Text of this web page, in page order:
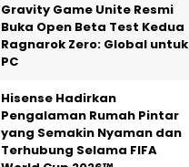
Gravity Game Unite Resmi
Buka Open Beta Test Kedua
Ragnarok Zero: Global untuk
PC
Hisense Hadirkan
Pengalaman Rumah Pintar
yang Semakin Nyaman dan
Terhubung Selama FIFA